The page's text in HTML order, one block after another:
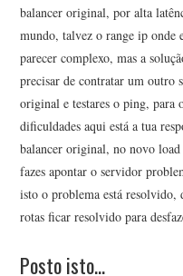
balancer original, por alta
mundo, talvez o range ip onde
parecer complexo, mas a
precisar de contratar um outro
original e testares o ping,
dificuldades aqui está a tua
balancer original, no novo
fazes apontar o servidor
isto o problema está resolvido,
rotas ficar resolvido para
Posto isto…